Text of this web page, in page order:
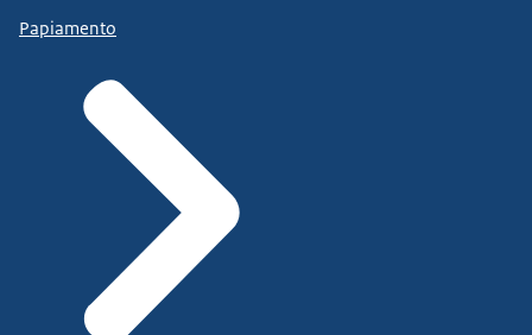
Papiamento